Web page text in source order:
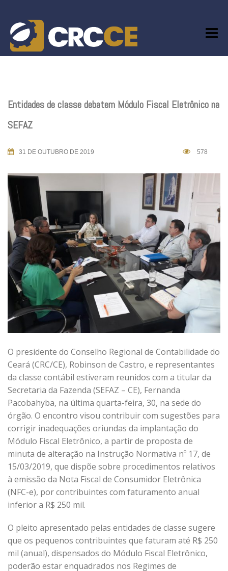
content
Entidades de classe debatem Módulo Fiscal Eletrônico na
SEFAZ
31 DE OUTUBRO DE 2019 578
O presidente do Conselho Regional de Contabilidade do
Ceará (CRC/CE), Robinson de Castro, e representantes
da classe contábil estiveram reunidos com a titular da
Secretaria da Fazenda (SEFAZ – CE), Fernanda
Pacobahyba, na última quarta-feira, 30, na sede do
órgão. O encontro visou contribuir com sugestões para
corrigir inadequações oriundas da implantação do
Módulo Fiscal Eletrônico, a partir de proposta de
minuta de alteração na Instrução Normativa nº 17, de
15/03/2019, que dispõe sobre procedimentos relativos
à emissão da Nota Fiscal de Consumidor Eletrônica
(NFC-e), por contribuintes com faturamento anual
inferior a R$ 250 mil.
O pleito apresentado pelas entidades de classe sugere
que os pequenos contribuintes que faturam até R$ 250
mil (anual), dispensados do Módulo Fiscal Eletrônico,
poderão estar enquadrados nos Regimes de